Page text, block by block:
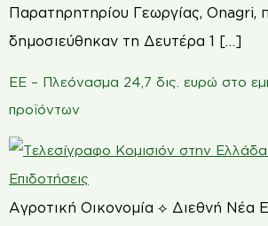
Παρατηρητηρίου Γεωργίας, Onagri,
δημοσιεύθηκαν τη Δευτέρα 1 […]
ΕΕ – Πλεόνασμα 24,7 δις. ευρώ στο
προϊόντων
Αγροτική Οικονομία ⟡ Διεθνή Νέα